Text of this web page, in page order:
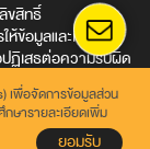
เพื่อจัดการข้อมูลส่วน
ษารายละเอียดเพิ่ม
ยอมรับ
ขสิทธิ์
ข้อมูลและเพื่อการ
ฏิเสธต่อความรับผิด
ลส่วนบุคคล|นโยบาย